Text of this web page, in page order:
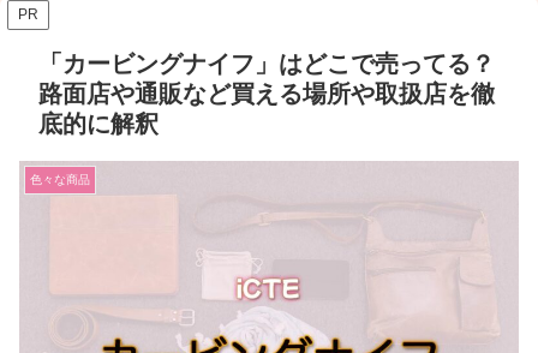
PR
「カービングナイフ」はどこで売ってる？
路面店や通販など買える場所や取扱店を徹
底的に解釈
色々な商品